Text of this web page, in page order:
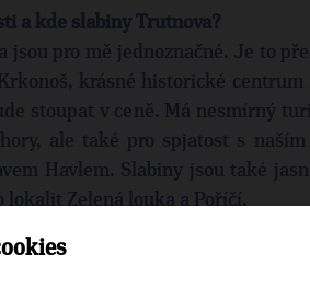
a kde slabiny Trutnova?
jsou pro mě jednoznačné. Je to
krásné historické centrum
stoupat v ceně. Má nesmírný
ale také pro spjatost s
Havlem. Slabiny jsou také
lokalit Zelená louka a Poříčí.
pracovat na systémovém